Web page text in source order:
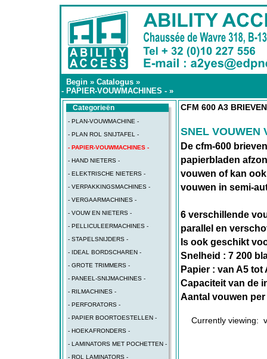
Begin » Catalogus »
- PAPIER-VOUWMACHINES - »
Categorieën
- PLAN-VOUWMACHINE -
- PLAN ROL SNIJTAFEL -
- PAPIER-VOUWMACHINES -
- HAND NIETERS -
- ELEKTRISCHE NIETERS -
- VERPAKKINGSMACHINES -
- VERGAARMACHINES -
- VOUW EN NIETERS -
- PELLICULEERMACHINES -
- STAPELSNIJDERS -
- IDEAL BORDSCHAREN -
- GROTE TRIMMERS -
- PANEEL-SNIJMACHINES -
- RILMACHINES -
- PERFORATORS -
- PAPIER BOORTOESTELLEN -
- HOEKAFRONDERS -
- LAMINATORS MET POCHETTEN -
- ROL LAMINATORS -
CFM 600 A3
SNEL VOUWEN
De cfm-600
papierbladen
vouwen of kan
vouwen in semi-
6 verschillende
parallel en
Is ook geschikt
Snelheid : 7 200
Papier : van A5 tot
Capaciteit van de
Aantal vouwen
Currently viewing: